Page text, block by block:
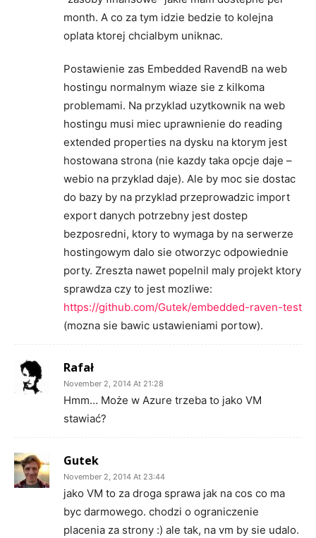
month. A co za tym idzie bedzie to kolejna
oplata ktorej chcialbym uniknac.
Postawienie zas Embedded RavendB na web
hostingu normalnym wiaze sie z kilkoma
problemami. Na przyklad uzytkownik na web
hostingu musi miec uprawnienie do reading
extended properties na dysku na ktorym jest
hostowana strona (nie kazdy taka opcje daje –
webio na przyklad daje). Ale by moc sie dostac
do bazy by na przyklad przeprowadzic import
export danych potrzebny jest dostep
bezposredni, ktory to wymaga by na serwerze
hostingowym dalo sie otworzyc odpowiednie
porty. Zreszta nawet popelnil maly projekt ktory
sprawdza czy to jest mozliwe:
https://github.com/Gutek/embedded-raven-test
(mozna sie bawic ustawieniami portow).
Rafał
November 2, 2014 At 21:28
Hmm… Może w Azure trzeba to jako VM
stawiać?
Gutek
November 2, 2014 At 23:44
jako VM to za droga sprawa jak na cos co ma
byc darmowego. chodzi o ograniczenie
placenia za strony :) ale tak, na vm by sie udalo.